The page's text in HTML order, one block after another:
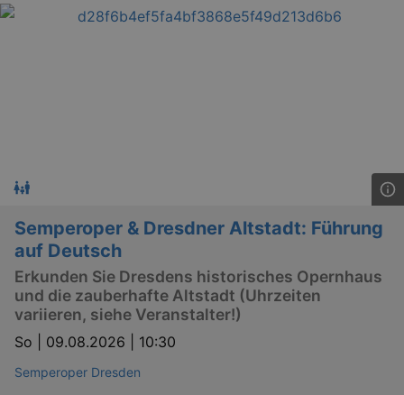
Semperoper & Dresdner Altstadt: Führung
auf Deutsch
Erkunden Sie Dresdens historisches Opernhaus
und die zauberhafte Altstadt (Uhrzeiten
variieren, siehe Veranstalter!)
So | 09.08.2026 | 10:30
Semperoper Dresden